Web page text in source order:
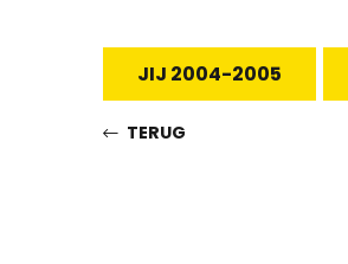
JIJ 2004-2005
TERUG